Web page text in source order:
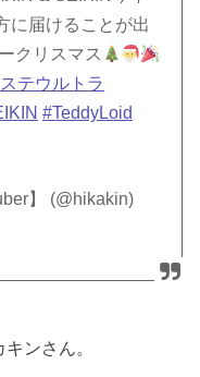
に届けることが出
クリスマス
テウルトラ
#TeddyLoid
】 (@hikakin)
ンさん。